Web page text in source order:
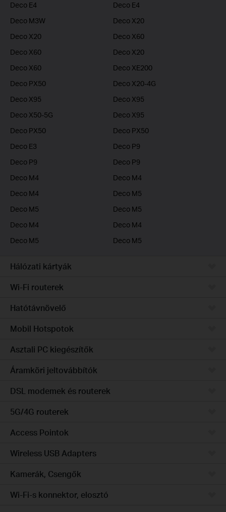
Deco E4
Deco E4
Deco M3W
Deco X20
Deco X20
Deco X60
Deco X60
Deco X20
Deco X60
Deco XE200
Deco PX50
Deco X20-4G
Deco X95
Deco X95
Deco X50-5G
Deco X95
Deco PX50
Deco PX50
Deco E3
Deco P9
Deco P9
Deco P9
Deco M4
Deco M4
Deco M4
Deco M5
Deco M5
Deco M5
Deco M4
Deco M4
Deco M5
Deco M5
Hálózati kártyák
Wi-Fi routerek
Hatótávnövelő
Mobil Hotspotok
Asztali PC kiegészítők
Áramköri jeltovábbítók
DSL modemek és routerek
5G/4G routerek
Access Pointok
Wireless USB Adapters
Kamerák, Csengők
Wi-Fi-s konnektor, elosztó